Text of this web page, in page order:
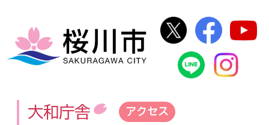
桜川市
桜川市公式
桜川
桜川市公
大和庁舎 アクセス